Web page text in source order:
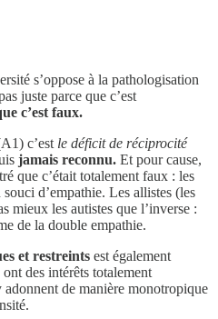
s’oppose à la pathologisation
juste parce que c’est
c’est faux.
c’est le déficit de réciprocité
jamais reconnu. Et pour cause,
que c’était totalement faux : les
d’empathie. Les allistes (les
mieux les autistes que l’inverse :
de la double empathie.
et restreints est également
des intérêts totalement
adonnent de manière monotropique